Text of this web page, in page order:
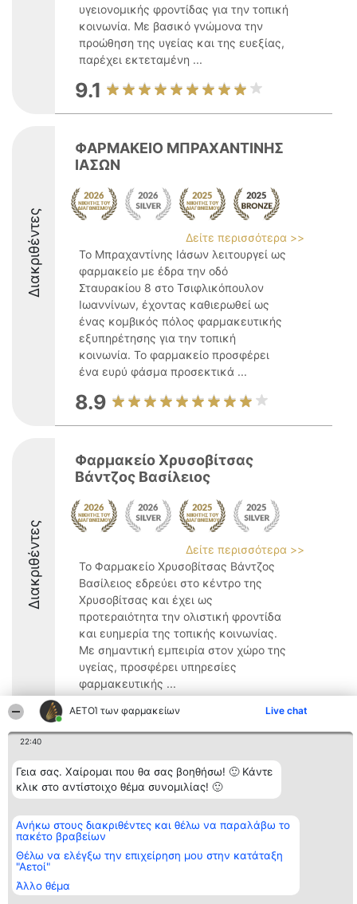
ΑΕΤΟΊ των φαρμακείων Live chat
22:40
Γεια σας. Χαίρομαι που θα σας βοηθήσω! 🙂 Κάντε
κλικ στο αντίστοιχο θέμα συνομιλίας! 🙂
Ανήκω στους διακριθέντες και θέλω να παραλάβω το
πακέτο βραβείων
Θέλω να ελέγξω την επιχείρηση μου στην κατάταξη
"Αετοί"
Άλλο θέμα
υγειονομικής φροντίδας για την τοπική
κοινωνία. Με βασικό γνώμονα την
προώθηση της υγείας και της ευεξίας,
παρέχει εκτεταμένη ...
9.1
Διακριθέντες
ΦΑΡΜΑΚΕΙΟ ΜΠΡΑΧΑΝΤΙΝΗΣ
ΙΑΣΩΝ
Δείτε περισσότερα >>
Το Μπραχαντίνης Ιάσων λειτουργεί ως
φαρμακείο με έδρα την οδό
Σταυρακίου 8 στο Τσιφλικόπουλον
Ιωαννίνων, έχοντας καθιερωθεί ως
ένας κομβικός πόλος φαρμακευτικής
εξυπηρέτησης για την τοπική
κοινωνία. Το φαρμακείο προσφέρει
ένα ευρύ φάσμα προσεκτικά ...
8.9
Διακριθέντες
Φαρμακείο Χρυσοβίτσας
Βάντζος Βασίλειος
Δείτε περισσότερα >>
Το Φαρμακείο Χρυσοβίτσας Βάντζος
Βασίλειος εδρεύει στο κέντρο της
Χρυσοβίτσας και έχει ως
προτεραιότητα την ολιστική φροντίδα
και ευημερία της τοπικής κοινωνίας.
Με σημαντική εμπειρία στον χώρο της
υγείας, προσφέρει υπηρεσίες
φαρμακευτικής ...
8.8
Διοργανωτής της
κατάταξης
BEAUTIFUL COMPANY
ΤΗΛ. ΕΠΙΚΟΙΝΩΝΙΑΣ:
2104128019
email:
aetoi@beautifulcompany.co
Κατάταξη
Διακριθέντες
Λίστα όλων
διακριθέντων
Μεθοδολογία
προϋποθέσεις
ΠΟΛΙΤΙΚΗ
Επικοινωνία